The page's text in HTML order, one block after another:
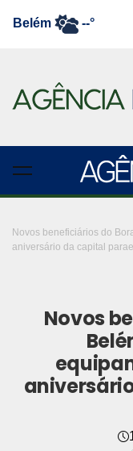
Belém --°
Novos beneficiários do
aniversário da capital
Novos